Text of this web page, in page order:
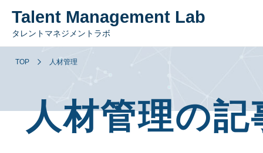
Talent Management Lab
タレントマネジメントラボ
TOP 人材管理
人材管理の記